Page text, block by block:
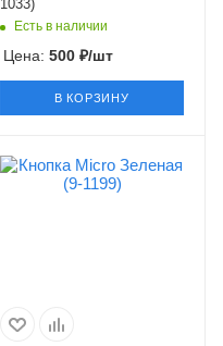
1033)
Есть в наличии
Цена: 500₽/шт
В КОРЗИНУ